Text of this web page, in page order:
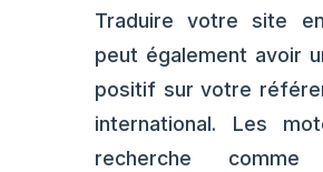
Traduire votre site
peut également avoir
positif sur votre
international. Les
recherche comme